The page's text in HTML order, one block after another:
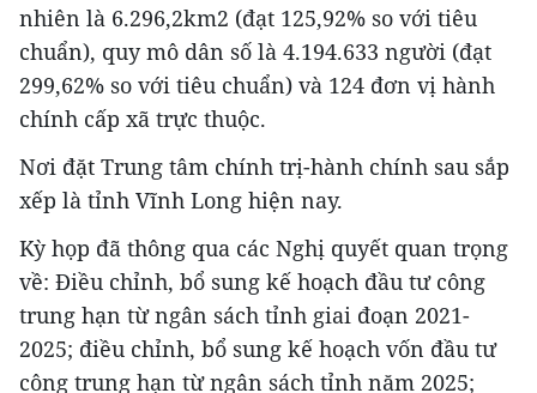
nhiên là 6.296,2km2 (đạt 125,92% so với tiêu
chuẩn), quy mô dân số là 4.194.633 người (đạt
299,62% so với tiêu chuẩn) và 124 đơn vị hành
chính cấp xã trực thuộc.
Nơi đặt Trung tâm chính trị-hành chính sau sắp
xếp là tỉnh Vĩnh Long hiện nay.
Kỳ họp đã thông qua các Nghị quyết quan trọng
về: Điều chỉnh, bổ sung kế hoạch đầu tư công
trung hạn từ ngân sách tỉnh giai đoạn 2021-
2025; điều chỉnh, bổ sung kế hoạch vốn đầu tư
công trung hạn từ ngân sách tỉnh năm 2025;